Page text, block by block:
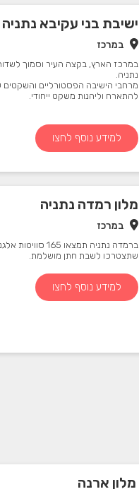
ישיבת בני עקיבא נתניה
במרכז
במרכז הארץ, בקצה העיר וסמוך
נתניה.
להתארח וליהנות משקט ייחודי.
למידע נוסף לחצו
מלון רמדה נתניה
במרכז
ברמדה נתניה
שתצטרכו לשבת חתן מושלמת.
למידע נוסף לחצו
מלון ארנה